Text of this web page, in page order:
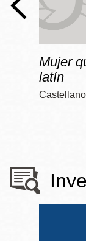
Mujer
latín